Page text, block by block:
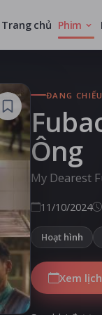
Trang chủ Phim
ĐANG
Ông
My Dearest
11/10/2024
Hoạt hình
Xem